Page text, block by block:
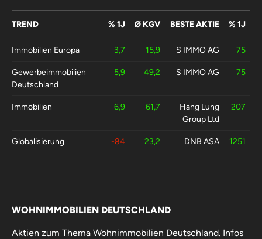
TREND % 1J Ø KGV BESTE AKTIE % 1J
Immobilien Europa 3,7 15,9 S IMMO AG 75
Gewerbeimmobilien
Deutschland
5,9 49,2 S IMMO AG 75
Immobilien 6,9 61,7
Hang Lung
Group Ltd
207
Globalisierung -84 23,2 DNB ASA 1251
WOHNIMMOBILIEN DEUTSCHLAND
Aktien zum Thema Wohnimmobilien Deutschland. Infos